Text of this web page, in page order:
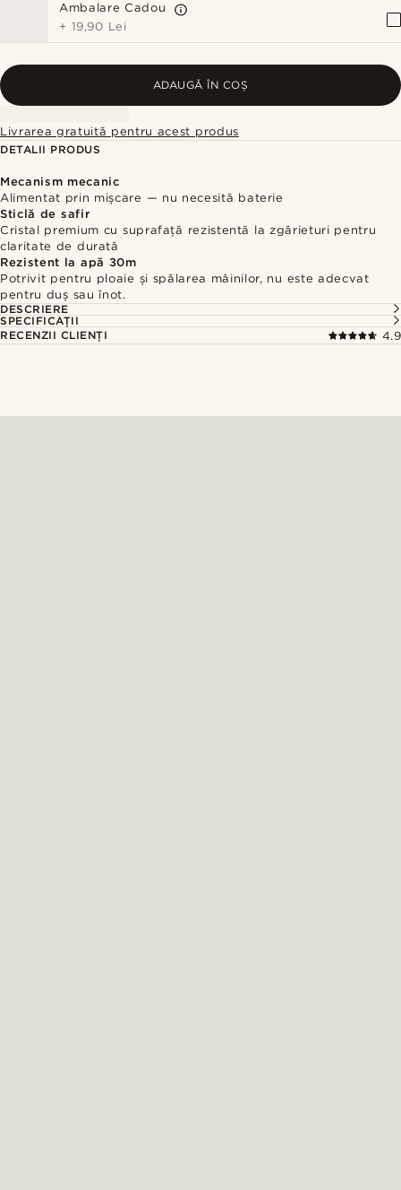
Ambalare Cadou
+ 19,90 Lei
ADAUGĂ ÎN COȘ
Livrarea gratuită pentru acest produs
DETALII PRODUS
Mecanism mecanic
Alimentat prin mișcare — nu necesită baterie
Sticlă de safir
Cristal premium cu suprafață rezistentă la zgârieturi pentru
claritate de durată
Rezistent la apă 30m
Potrivit pentru ploaie și spălarea mâinilor, nu este adecvat
pentru duș sau înot.
DESCRIERE
SPECIFICAȚII
RECENZII CLIENȚI
4.9